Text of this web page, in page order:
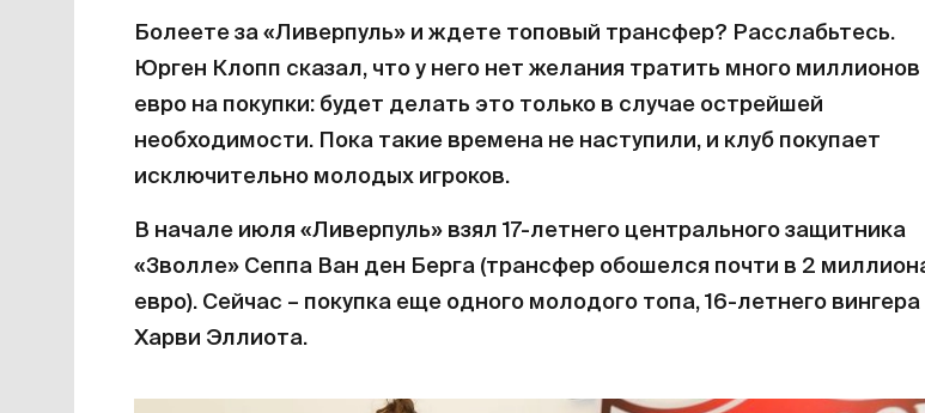
Болеете за «Ливерпуль» и ждете топовый трансфер? Расслабьтесь.
Юрген Клопп сказал, что у него нет желания тратить много миллионов
евро на покупки: будет делать это только в случае острейшей
необходимости. Пока такие времена не наступили, и клуб покупает
исключительно молодых игроков.
В начале июля «Ливерпуль» взял 17-летнего центрального защитника
«Зволле» Сеппа Ван ден Берга (трансфер обошелся почти в 2
евро). Сейчас – покупка еще одного молодого топа, 16-летнего вингера
Харви Эллиота.